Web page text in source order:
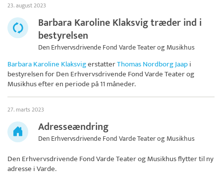
23. august 2023
Barbara Karoline Klaksvig træder ind i
bestyrelsen
Den Erhvervsdrivende Fond Varde Teater og Musikhus
Barbara Karoline KlaksvigerstatterThomas Nordborg Jaapi
bestyrelsen forDen Erhvervsdrivende Fond Varde Teater og
Musikhusefter en periode på 11 måneder.
27. marts 2023
Adresseændring
Den Erhvervsdrivende Fond Varde Teater og Musikhus
Den Erhvervsdrivende Fond Varde Teater og Musikhusflytter til ny
adresse i Varde.